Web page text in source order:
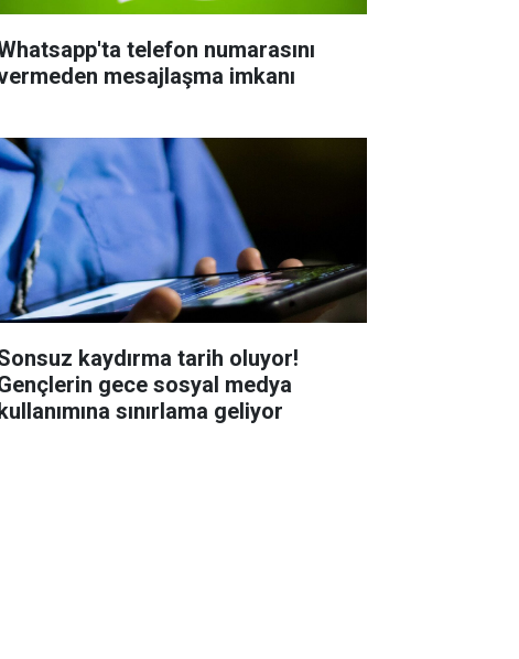
telefon numarasını
mesajlaşma imkanı
kaydırma tarih oluyor!
gece sosyal medya
sınırlama geliyor